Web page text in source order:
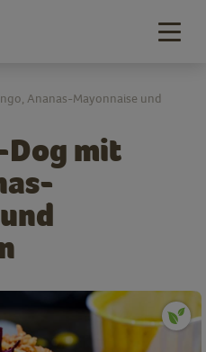
mit
Ananas-Mayonnaise und